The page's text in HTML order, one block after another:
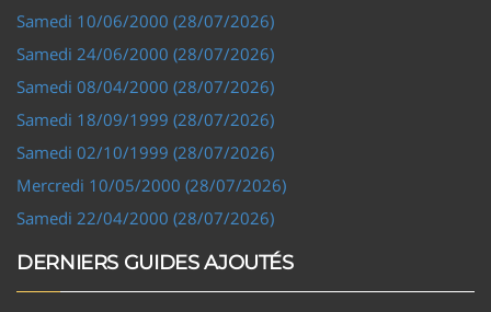
Samedi 10/06/2000 (28/07/2026)
Samedi 24/06/2000 (28/07/2026)
Samedi 08/04/2000 (28/07/2026)
Samedi 18/09/1999 (28/07/2026)
Samedi 02/10/1999 (28/07/2026)
Mercredi 10/05/2000 (28/07/2026)
Samedi 22/04/2000 (28/07/2026)
DERNIERS GUIDES AJOUTÉS